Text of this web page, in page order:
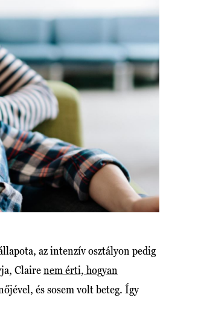
az intenzív osztályon pedig
Clairenem érti, hogyan
és sosem volt beteg. Így